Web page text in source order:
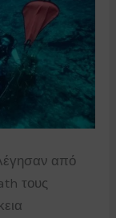
από
τους